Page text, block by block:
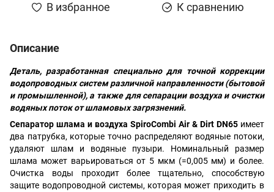
В избранное К сравнению
Описание
Деталь, разработанная специально для точной коррекции
водопроводных систем различной направленности (бытовой
и промышленной), а также для сепарации воздуха и очистки
водяных поток от шламовых загрязнений.
Сепаратор шлама и воздуха SpiroCombi Air & Dirt DN65 имеет
два патрубка, которые точно распределяют водяные потоки,
удаляют шлам и водяные пузыри. Номинальный размер
шлама может варьироваться от 5 мкм (=0,005 мм) и более.
Очистка воды проходит более тщательно, способствую
защите водопроводной системы, которая может приходить в